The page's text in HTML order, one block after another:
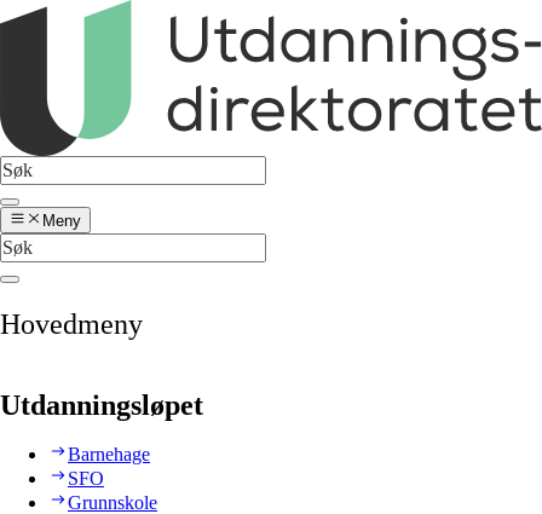
Meny
Hovedmeny
Utdanningsløpet
Barnehage
SFO
Grunnskole